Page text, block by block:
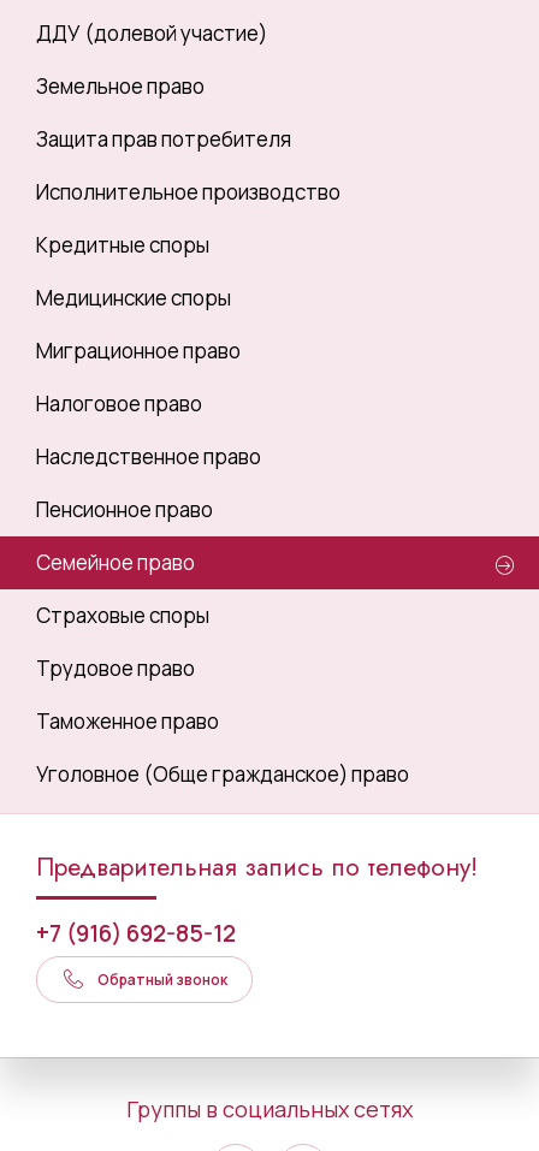
ДДУ (долевой участие)
Земельное право
Защита прав потребителя
Исполнительное производство
Кредитные споры
Медицинские споры
Миграционное право
Налоговое право
Наследственное право
Пенсионное право
Семейное право
Страховые споры
Трудовое право
Таможенное право
Уголовное (Обще гражданское) право
Предварительная запись по телефону!
+7 (916) 692-85-12
Обратный звонок
Группы в социальных сетях